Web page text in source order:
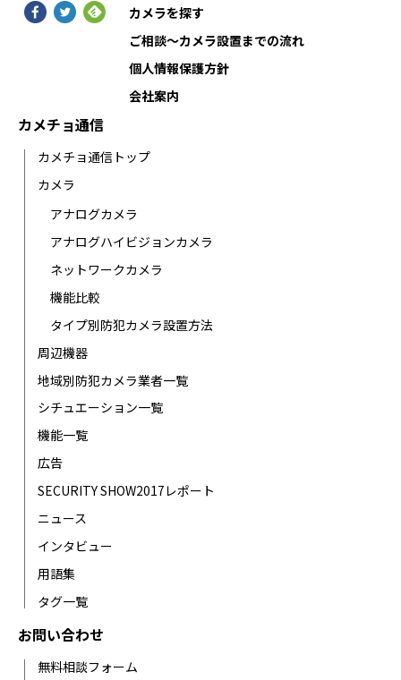
カメラを探す
ご相談〜カメラ設置までの流れ
個人情報保護方針
会社案内
カメチョ通信
カメチョ通信トップ
カメラ
アナログカメラ
アナログハイビジョンカメラ
ネットワークカメラ
機能比較
タイプ別防犯カメラ設置方法
周辺機器
地域別防犯カメラ業者一覧
シチュエーション一覧
機能一覧
広告
SECURITY SHOW2017レポート
ニュース
インタビュー
用語集
タグ一覧
お問い合わせ
無料相談フォーム